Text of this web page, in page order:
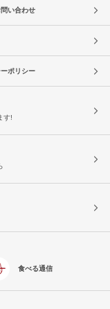
い合わせ
ポリシー
す!
食べる通信